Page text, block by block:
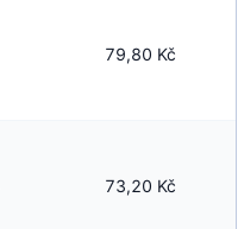
79,80 Kč
73,20 Kč